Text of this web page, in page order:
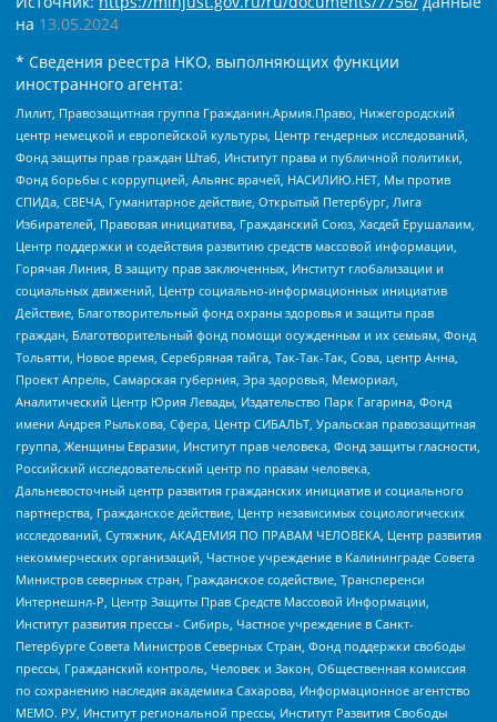
на 13.05.2024
* Сведения реестра НКО, выполняющих функции
иностранного агента:
Лилит, Правозащитная группа Гражданин.Армия.Право, Нижегородский
центр немецкой и европейской культуры, Центр гендерных исследований,
Фонд защиты прав граждан Штаб, Институт права и публичной политики,
Фонд борьбы с коррупцией, Альянс врачей, НАСИЛИЮ.НЕТ, Мы против
СПИДа, СВЕЧА, Гуманитарное действие, Открытый Петербург, Лига
Избирателей, Правовая инициатива, Гражданский Союз, Хасдей Ерушалаим,
Центр поддержки и содействия развитию средств массовой информации,
Горячая Линия, В защиту прав заключенных, Институт глобализации и
социальных движений, Центр социально-информационных инициатив
Действие, Благотворительный фонд охраны здоровья и защиты прав
граждан, Благотворительный фонд помощи осужденным и их семьям, Фонд
Тольятти, Новое время, Серебряная тайга, Так-Так-Так, Сова, центр Анна,
Проект Апрель, Самарская губерния, Эра здоровья, Мемориал,
Аналитический Центр Юрия Левады, Издательство Парк Гагарина, Фонд
имени Андрея Рылькова, Сфера, Центр СИБАЛЬТ, Уральская правозащитная
группа, Женщины Евразии, Институт прав человека, Фонд защиты гласности,
Российский исследовательский центр по правам человека,
Дальневосточный центр развития гражданских инициатив и социального
партнерства, Гражданское действие, Центр независимых социологических
исследований, Сутяжник, АКАДЕМИЯ ПО ПРАВАМ ЧЕЛОВЕКА, Центр развития
некоммерческих организаций, Частное учреждение в Калининграде Совета
Министров северных стран, Гражданское содействие, Трансперенси
Интернешнл-Р, Центр Защиты Прав Средств Массовой Информации,
Институт развития прессы - Сибирь, Частное учреждение в Санкт-
Петербурге Совета Министров Северных Стран, Фонд поддержки свободы
прессы, Гражданский контроль, Человек и Закон, Общественная комиссия
по сохранению наследия академика Сахарова, Информационное агентство
МЕМО. РУ, Институт региональной прессы, Институт Развития Свободы